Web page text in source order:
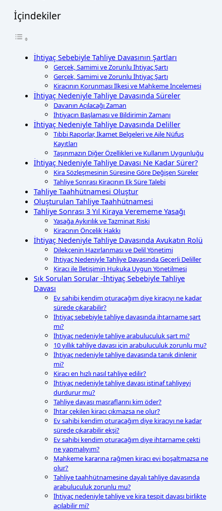
İçindekiler
İhtiyaç Sebebiyle Tahliye Davasının Şartları
Gerçek, Samimi ve Zorunlu İhtiyaç Şartı
Gerçek, Samimi ve Zorunlu İhtiyaç Şartı
Kiracının Korunması İlkesi ve Mahkeme İncelemesi
İhtiyaç Nedeniyle Tahliye Davasında Süreler
Davanın Açılacağı Zaman
İhtiyacın Başlaması ve Bildirimin Zamanı
İhtiyaç Nedeniyle Tahliye Davasında Deliller
Tıbbi Raporlar, İkamet Belgeleri ve Aile Nüfus
Kayıtları
Taşınmazın Diğer Özellikleri ve Kullanım Uygunluğu
İhtiyaç Nedeniyle Tahliye Davası Ne Kadar Sürer?
Kira Sözleşmesinin Süresine Göre Değişen Süreler
Tahliye Sonrası Kiracının Ek Süre Talebi
Tahliye Taahhütnamesi Oluştur
Oluşturulan Tahliye Taahhütnamesi
Tahliye Sonrası 3 Yıl Kiraya Verememe Yasağı
Yasağa Aykırılık ve Tazminat Riski
Kiracının Öncelik Hakkı
İhtiyaç Nedeniyle Tahliye Davasında Avukatın Rolü
Dilekçenin Hazırlanması ve Delil Yönetimi
İhtiyaç Nedeniyle Tahliye Davasında Geçerli Deliller
Kiracı ile İletişimin Hukuka Uygun Yönetilmesi
Sık Sorulan Sorular -İhtiyaç Sebebiyle Tahliye
Davası
Ev sahibi kendim oturacağım diye kiracıyı ne kadar
sürede çıkarabilir?
İhtiyaç sebebiyle tahliye davasında ihtarname şart
mı?
İhtiyaç nedeniyle tahliye arabuluculuk şart mı?
10 yıllık tahliye davası için arabuluculuk zorunlu mu?
İhtiyaç nedeniyle tahliye davasında tanık dinlenir
mi?
Kiracı en hızlı nasıl tahliye edilir?
İhtiyaç nedeniyle tahliye davası istinaf tahliyeyi
durdurur mu?
Tahliye davası masraflarını kim öder?
İhtar çekilen kiracı çıkmazsa ne olur?
Ev sahibi kendim oturacağım diye kiracıyı ne kadar
sürede çıkarabilir ekşi?
Ev sahibi kendim oturacağım diye ihtarname çekti
ne yapmalıyım?
Mahkeme kararına rağmen kiracı evi boşaltmazsa ne
olur?
Tahliye taahhütnamesine dayalı tahliye davasında
arabuluculuk zorunlu mu?
İhtiyaç nedeniyle tahliye ve kira tespit davası birlikte
açılabilir mi?